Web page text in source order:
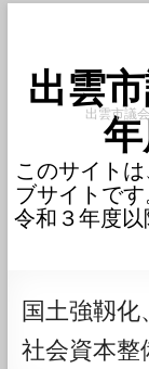
出雲
出雲市議
このサイト
ブサイトです
令和３年度以
国土強靱
社会資本整